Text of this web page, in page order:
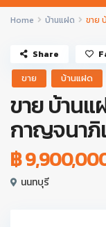
Home บ้านแฝด ขาย
ขาย บ้านแฝด
ขาย บ้าน
กาญจนาภิ
฿
นนทบุรี
Share